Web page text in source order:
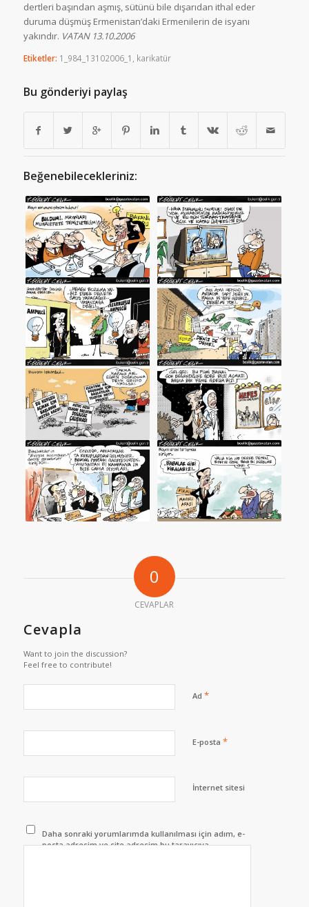
dertleri başından aşmış, sütünü bile dışarıdan ithal eder
duruma düşmüş Ermenistan’daki Ermenilerin de isyanı
yakındır. VATAN 13.10.2006
Etiketler: 1_984_13102006_1 karikatür
Bu gönderiyi paylaş
Beğenebilecekleriniz:
0
CEVAPLAR
Cevapla
Want to join the discussion?
Feel free to contribute!
Ad *
E-posta *
İnternet sitesi
Daha sonraki yorumlarımda kullanılması için adım, e-
posta adresim ve site adresim bu tarayıcıya